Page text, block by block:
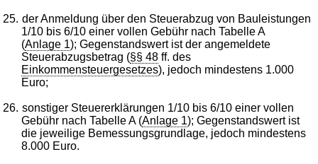
25. der Anmeldung über den Steuerabzug von Bauleistungen
1/10 bis 6/10 einer vollen Gebühr nach Tabelle A
(Anlage 1); Gegenstandswert ist der angemeldete
Steuerabzugsbetrag (§§ 48 ff. des
Einkommensteuergesetzes), jedoch mindestens 1.000
Euro;
26. sonstiger Steuererklärungen 1/10 bis 6/10 einer vollen
Gebühr nach Tabelle A (Anlage 1); Gegenstandswert ist
die jeweilige Bemessungsgrundlage, jedoch mindestens
8.000 Euro.